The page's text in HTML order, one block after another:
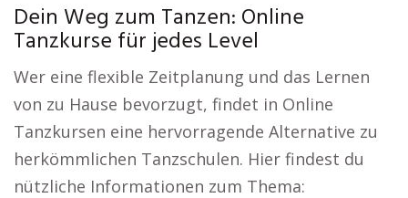
Dein Weg zum Tanzen: Online
Tanzkurse für jedes Level
Wer eine flexible Zeitplanung und das Lernen
von zu Hause bevorzugt, findet in Online
Tanzkursen eine hervorragende Alternative zu
herkömmlichen Tanzschulen. Hier findest du
nützliche Informationen zum Thema: